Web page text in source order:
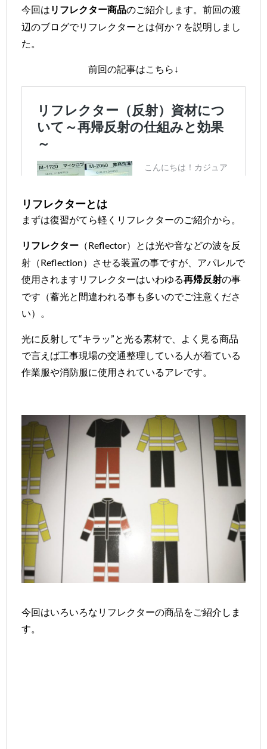
今回は リフレクター商品のご紹介します。前回の渡
辺のブログでリフレクターとは何か？を説明しまし
た。
前回の記事はこちら↓
リフレクターとは
まずは復習がてら軽くリフレクターのご紹介から。
リフレクター （Reflector）とは光や音などの波を反
射（Reflection）させる装置の事ですが、アパレルで
使用されますリフレクターはいわゆる再帰反射の事
です（蓄光と間違われる事も多いのでご注意くださ
い）。
光に反射して“キラッ”と光る素材で、よく見る商品
で言えば工事現場の交通整理している人が着ている
作業服や消防服に使用されているアレです。
今回はいろいろなリフレクターの商品をご紹介しま
す。